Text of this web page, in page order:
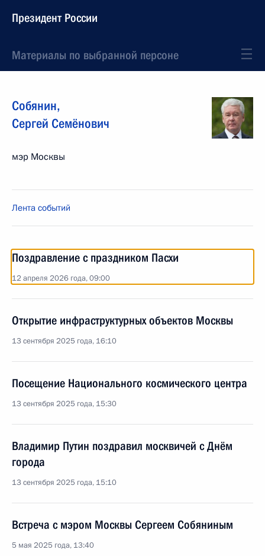
Президент России
Материалы по выбранной персоне
Собянин,
Сергей Семёнович
мэр Москвы
Лента событий
Поздравление с праздником Пасхи
12 апреля 2026 года, 09:00
Открытие инфраструктурных объектов Москвы
13 сентября 2025 года, 16:10
Посещение Национального космического центра
13 сентября 2025 года, 15:30
Владимир Путин поздравил москвичей с Днём
города
13 сентября 2025 года, 15:10
Встреча с мэром Москвы Сергеем Собяниным
5 мая 2025 года, 13:40